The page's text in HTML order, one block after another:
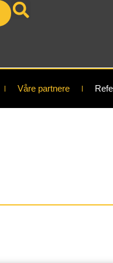
Våre partnere